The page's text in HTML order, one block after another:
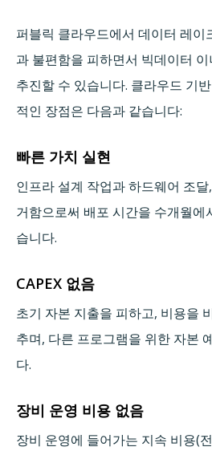
퍼블릭 클라우드에서 데이터 레이
과 불편함을 피하면서 빅데이터
추진할 수 있습니다. 클라우드 기
적인 장점은 다음과 같습니다:
빠른 가치 실현
인프라 설계 작업과 하드웨어 조
거함으로써 배포 시간을 수개월에
습니다.
CAPEX 없음
초기 자본 지출을 피하고, 비용을
추며, 다른 프로그램을 위한 자본
다.
장비 운영 비용 없음
장비 운영에 들어가는 지속 비용(